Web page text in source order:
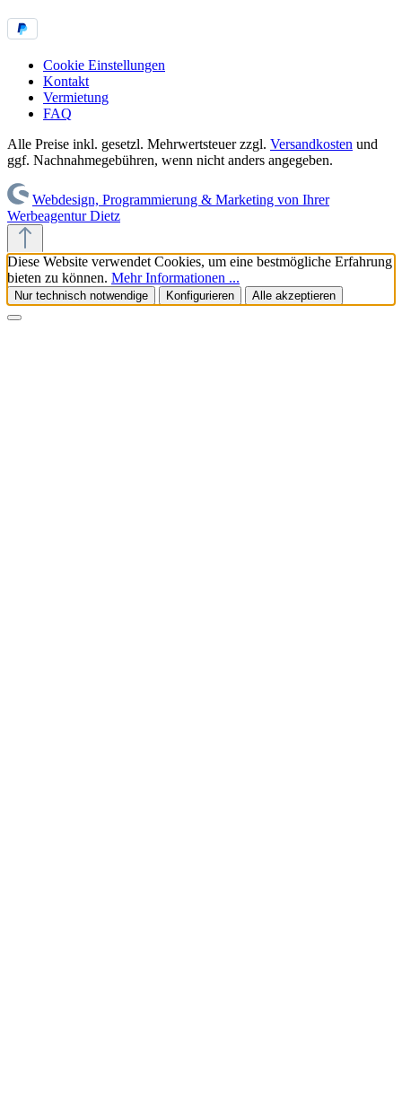
Cookie Einstellungen
Kontakt
Vermietung
FAQ
Alle Preise inkl. gesetzl. Mehrwertsteuer zzgl. Versandkosten und
ggf. Nachnahmegebühren, wenn nicht anders angegeben.
Webdesign, Programmierung & Marketing von Ihrer
Werbeagentur Dietz
Diese Website verwendet Cookies, um eine bestmögliche Erfahrung
bieten zu können. Mehr Informationen ...
Nur technisch notwendige Konfigurieren Alle akzeptieren